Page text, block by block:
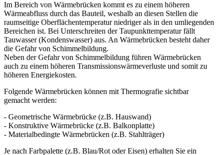
Im Bereich von Wärmebrücken kommt es zu einem höheren
Wärmeabfluss durch das Bauteil, weshalb an diesen Stellen die
raumseitige Oberflächentemperatur niedriger als in den umliegenden
Bereichen ist. Bei Unterschreiten der Taupunkttemperatur fällt
Tauwasser (Kondenswasser) aus. An Wärmebrücken besteht daher
die Gefahr von Schimmelbildung.
Neben der Gefahr von Schimmelbildung führen Wärmebrücken
auch zu einem höheren Transmissionswärmeverluste und somit zu
höheren Energiekosten.
Folgende Wärmebrücken können mit Thermografie sichtbar
gemacht werden:
- Geometrische Wärmebrücke (z.B. Hauswand)
- Konstruktive Wärmebrücke (z.B. Balkonplatte)
- Materialbedingte Wärmebrücken (z.B. Stahlträger)
Je nach Farbpalette (z.B. Blau/Rot oder Eisen) erhalten Sie ein